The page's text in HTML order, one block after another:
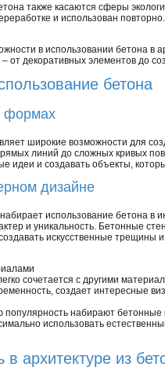
также касаются сферы
и использован
в использовании бетона в
декоративных элементов до
бетона
формах
широкие возможности для
линий до сложных кривых
идеи и создавать объекты,
дизайне
использование бетона
и уникальность. Бетонные
искусственные
сочетается с другими
создает интересные
популярность набирают
использовать
архитектуре из